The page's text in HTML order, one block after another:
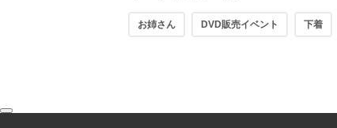
お姉さん DVD販売イベント 下着